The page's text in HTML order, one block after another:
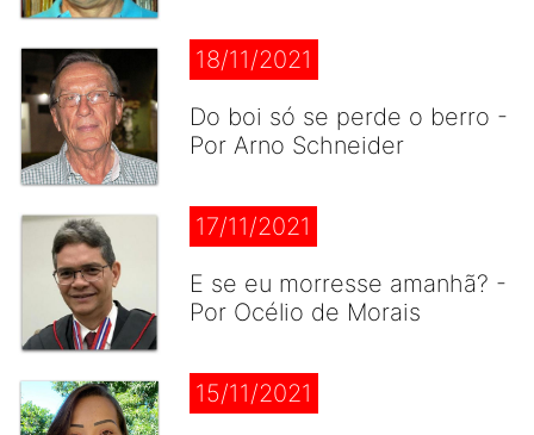
18/11/2021
Do boi só se perde o berro -
Por Arno Schneider
17/11/2021
E se eu morresse amanhã? -
Por Océlio de Morais
15/11/2021